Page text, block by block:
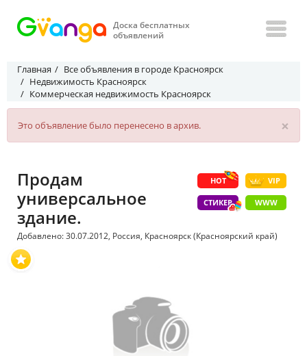
Доска бесплатных
объявлений
Главная
Все объявления в городе Красноярск
Недвижимость Красноярск
Коммерческая недвижимость Красноярск
×
Это объявление было перенесено в архив.
HOT VIP
СТИКЕР WWW
Продам
универсальное
здание.
Добавлено: 30.07.2012, Россия, Красноярск (Красноярский край)